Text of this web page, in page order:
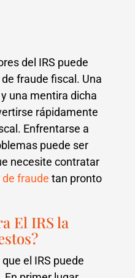
del IRS puede
fraude fiscal. Una
una mentira dicha
rápidamente
Enfrentarse a
puede ser
necesite contratar
fraude tan pronto
El IRS la
el IRS puede